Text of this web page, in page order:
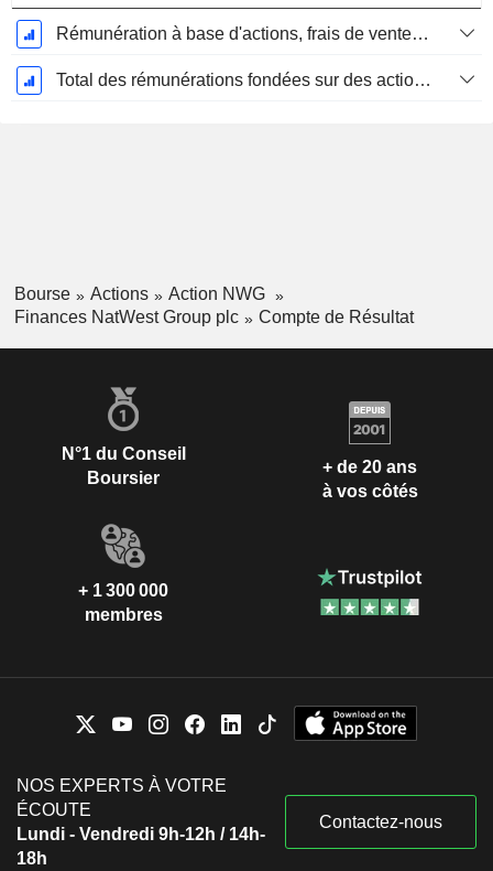
Rémunération à base d'actions, frais de vente et d'administration (total)
Total des rémunérations fondées sur des actions
Bourse Actions
Action NWG
Finances NatWest Group plc
Compte de Résultat
N°1 du Conseil
Boursier
+ de 20 ans
à vos côtés
+ 1 300 000
membres
NOS EXPERTS À VOTRE
ÉCOUTE
Lundi - Vendredi 9h-12h / 14h-
18h
Contactez-nous